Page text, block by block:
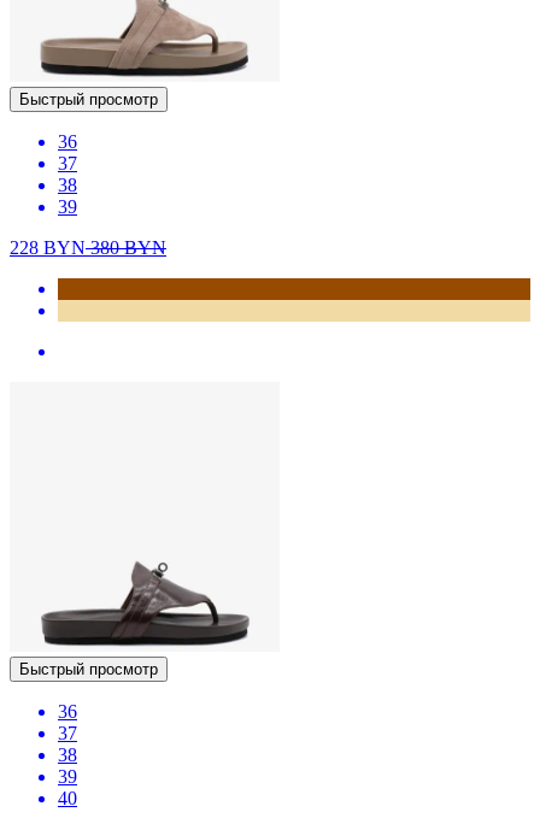
Быстрый просмотр
36
37
38
39
228 BYN380BYN
Быстрый просмотр
36
37
38
39
40